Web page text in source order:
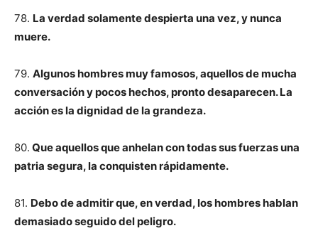
78. La verdad solamente despierta una vez, y nunca
muere.
79. Algunos hombres muy famosos, aquellos de mucha
conversación y pocos hechos, pronto desaparecen. La
acción es la dignidad de la grandeza.
80. Que aquellos que anhelan con todas sus fuerzas una
patria segura, la conquisten rápidamente.
81. Debo de admitir que, en verdad, los hombres hablan
demasiado seguido del peligro.